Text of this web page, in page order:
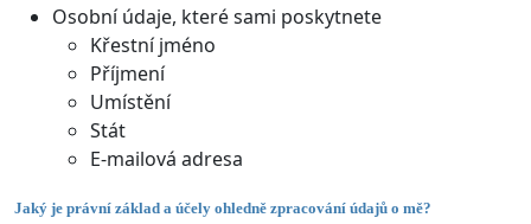
Osobní údaje, které sami poskytnete
Křestní jméno
Příjmení
Umístění
Stát
E-mailová adresa
Jaký je právní základ a účely ohledně zpracování údajů o mě?